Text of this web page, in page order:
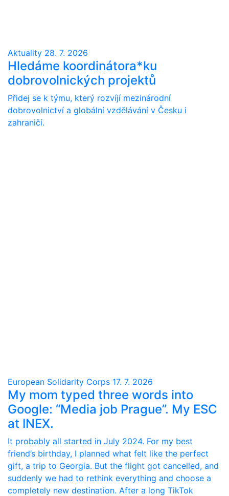
Aktuality 28. 7. 2026
Hledáme koordinátora*ku
dobrovolnických projektů
Přidej se k týmu, který rozvíjí mezinárodní
dobrovolnictví a globální vzdělávání v Česku i
zahraničí.
European Solidarity Corps 17. 7. 2026
My mom typed three words into
Google: “Media job Prague”. My ESC
at INEX.
It probably all started in July 2024. For my best
friend’s birthday, I planned what felt like the perfect
gift, a trip to Georgia. But the flight got cancelled, and
suddenly we had to rethink everything and choose a
completely new destination. After a long TikTok